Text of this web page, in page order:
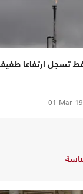
تسجل ارتفاعا
01-Mar-19